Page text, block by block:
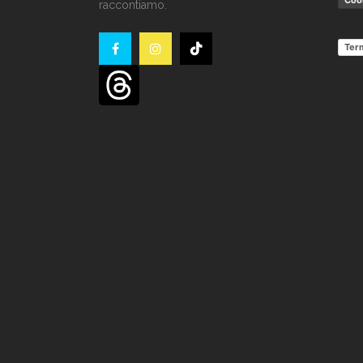
raccontiamo.